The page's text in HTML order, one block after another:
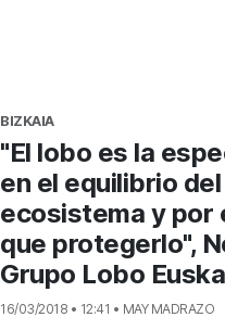
BIZKAIA
"El lobo es la
en el equilibrio del
ecosistema y por
que protegerlo",
Grupo Lobo
16/03/2018 • 12:41 • MAY MADRAZO